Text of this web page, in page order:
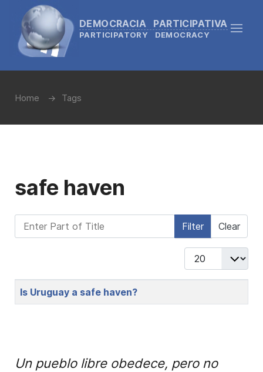
DEMOCRACIA PARTICIPATIVA
PARTICIPATORY DEMOCRACY
Home Tags
safe haven
Enter Part of Title Filter Clear
Display #
Title
Is Uruguay a safe haven?
Un pueblo libre obedece, pero no